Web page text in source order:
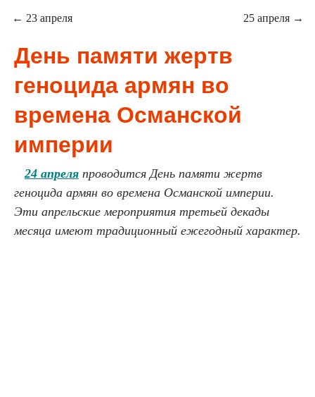
← 23 апреля 25 апреля →
День памяти жертв
геноцида армян во
времена Османской
империи
24 апреля проводится День памяти жертв
геноцида армян во времена Османской империи.
Эти апрельские мероприятия третьей декады
месяца имеют традиционный ежегодный характер.